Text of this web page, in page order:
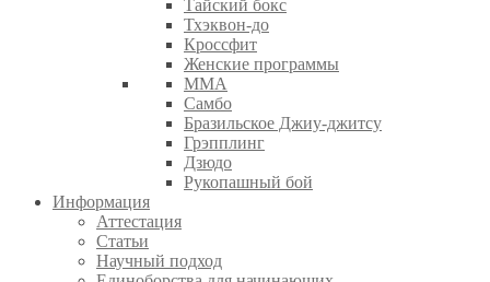
Тайский бокс
Тхэквон-до
Кроссфит
Женские программы
ММА
Самбо
Бразильское Джиу-джитсу
Грэпплинг
Дзюдо
Рукопашный бой
Информация
Аттестация
Статьи
Научный подход